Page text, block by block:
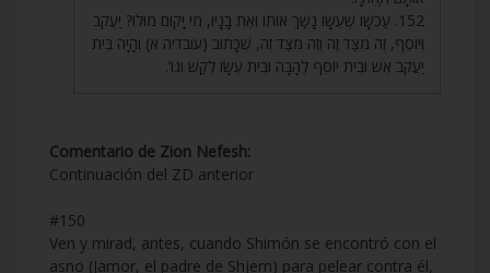
152. עַכְשָׁו שֶׁעֵשָׂו נָשַׁךְ אוֹתוֹ וְאֶת בָּנָיו, מִי יָקוּם מוּלוֹ? יַעֲקֹב
וְיוֹסֵף, זֶה מִצַּד זֶה וְזֶה מִצַּד זֶה, שֶׁכָּתוּב (עובדיה א) וְהָיָה בֵּית
יַעֲקֹב אֵשׁ וּבֵית יוֹסֵף לֶהָבָה וּבֵית עֵשָׂו לְקַשׁ וגו’.
Comentario de Zion Nefesh:
Continuación del ZD anterior
#150
Ven y mirad, antes, cuando Shimón se encontró con el
asno (Jamor, el padre de Shjem) para pelear contra él,